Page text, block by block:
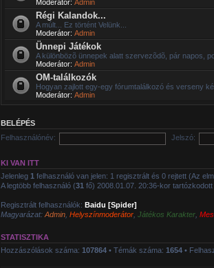
Moderátor: Admin
Régi Kalandok...
A múlt... Ez történt Velünk...
Moderátor: Admin
Ünnepi Játékok
A különbözõ ünnepek alatt szervezõdõ, pár napos,
Moderátor: Admin
OM-találkozók
Hogyan zajlott egy-egy fórumtalálkozó és verseny
Moderátor: Admin
BELÉPÉS
Felhasználónév:
Jelszó:
KI VAN ITT
Jelenleg 1 felhasználó van jelen: 1 regisztrált és 0 rejtett (Az
A legtöbb felhasználó (31 fő) 2008.01.07. 20:36-kor tartózkodott
Regisztrált felhasználók: Baidu [Spider]
Magyarázat: Admin Helyszínmoderátor Játékos Karakter
STATISZTIKA
Hozzászólások száma: 107864 • Témák száma: 1654 •